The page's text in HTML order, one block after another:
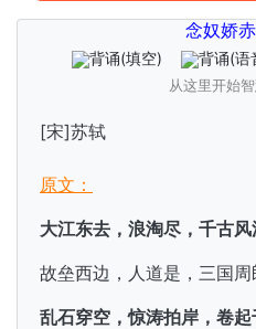
念奴娇
背诵(填空) 背诵(语
从这里开始智
[宋]苏轼
原文：
大江东去，浪淘尽，千古风
故垒西边，人道是，三国周
乱石穿空，惊涛拍岸，卷起